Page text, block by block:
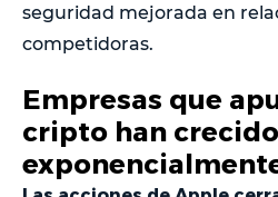
seguridad mejorada en
competidoras.
Empresas que
cripto han crecido